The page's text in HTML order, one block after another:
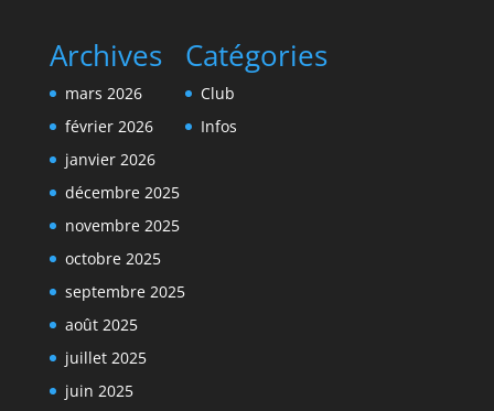
Archives
mars 2026
février 2026
janvier 2026
décembre 2025
novembre 2025
octobre 2025
septembre 2025
août 2025
juillet 2025
juin 2025
Catégories
Club
Infos